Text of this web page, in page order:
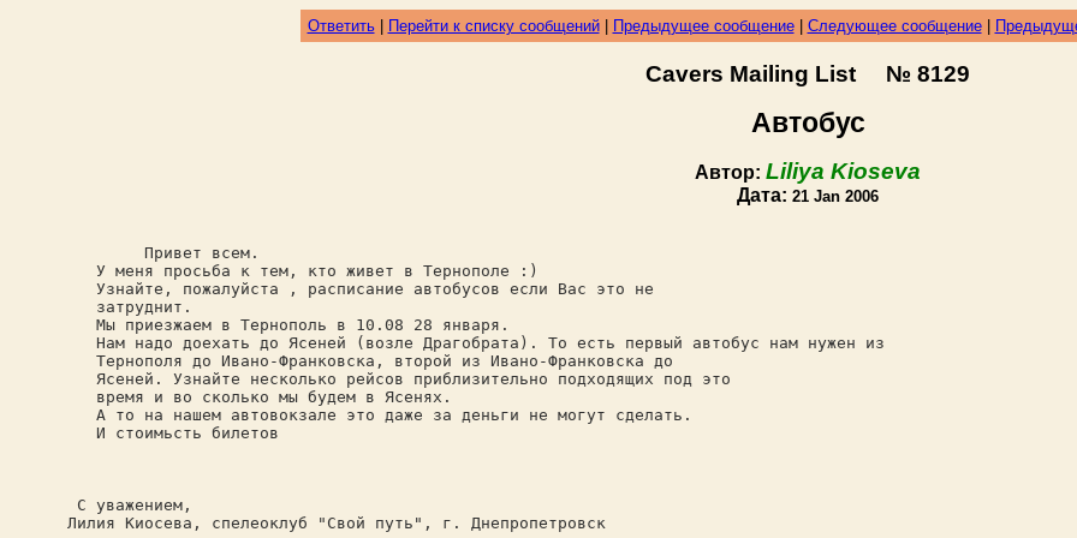
Ответить| Перейти к списку сообщений| Предыдущее сообщение| Следующее сообщение|
Cavers Mailing List № 8129
Автобус
Автор: Liliya Kioseva
Дата: 21 Jan 2006
Привет всем.
У меня просьба к тем, кто живет в Тернополе :)
Узнайте, пожалуйста , расписание автобусов если Вас это не
затруднит.
Мы приезжаем в Тернополь в 10.08 28 января.
Нам надо доехать до Ясеней (возле Драгобрата). То есть первый автобус нам нужен из
Тернополя до Ивано-Франковска, второй из Ивано-Франковска до
Ясеней. Узнайте несколько рейсов приблизительно подходящих под это
время и во сколько мы будем в Ясенях.
А то на нашем автовокзале это даже за деньги не могут сделать.
И стоимьсть билетов
С уважением,
Лилия Киосева, спелеоклуб "Свой путь", г. Днепропетровск